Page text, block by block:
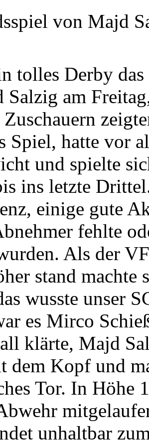
von Majd
tolles Derby
Salzig am
Spiel, hatte vor
und spielte
ins letzte
einige gute
fehlte
Als der
stand
wusste unser
es Mirco
klärte, Majd
dem Kopf und
Tor. In Höhe
unhaltbar